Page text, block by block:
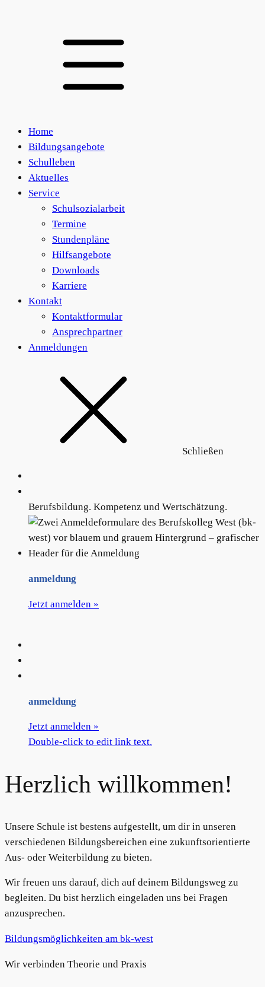
Home
Bildungsangebote
Schulleben
Aktuelles
Service
Schulsozialarbeit
Termine
Stundenpläne
Hilfsangebote
Downloads
Karriere
Kontakt
Kontaktformular
Ansprechpartner
Anmeldungen
Schließen
Berufsbildung. Kompetenz und Wertschätzung.
anmeldung
Jetzt anmelden »
anmeldung
Jetzt anmelden »
Double-click to edit link text.
Herzlich willkommen!
Unsere Schule ist bestens aufgestellt, um dir in unseren
verschiedenen Bildungsbereichen eine zukunftsorientierte
Aus- oder Weiterbildung zu bieten.
Wir freuen uns darauf, dich auf deinem Bildungsweg zu
begleiten. Du bist herzlich eingeladen uns bei Fragen
anzusprechen.
Bildungsmöglichkeiten am bk-west
Wir verbinden Theorie und Praxis